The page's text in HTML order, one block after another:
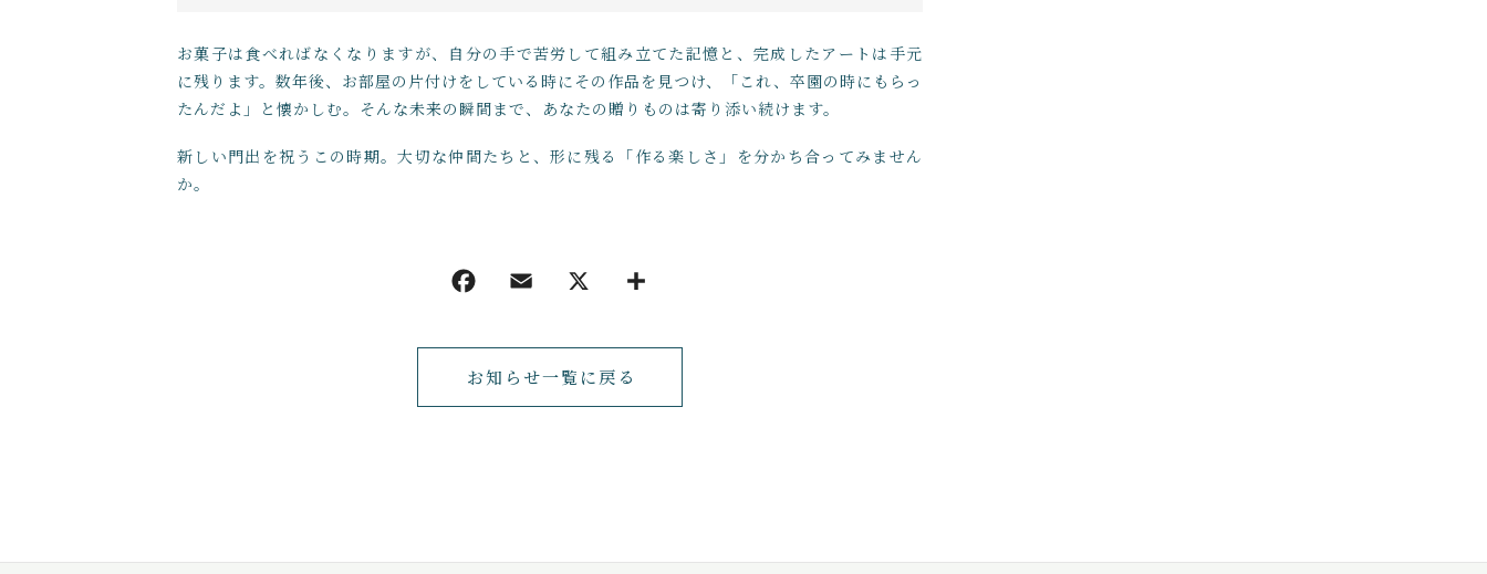
お菓子は食べればなくなりますが、自分の手で苦労して組み立てた記憶と、完成したアートは手元
に残ります。数年後、お部屋の片付けをしている時にその作品を見つけ、「これ、卒園の時にもらっ
たんだよ」と懐かしむ。そんな未来の瞬間まで、あなたの贈りものは寄り添い続けます。
新しい門出を祝うこの時期。大切な仲間たちと、形に残る「作る楽しさ」を分かち合ってみません
か。
お知らせ一覧に戻る